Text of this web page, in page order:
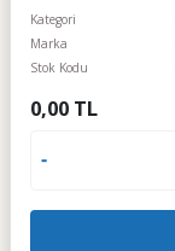
Kategori
Marka
Stok Kodu
0,00 TL